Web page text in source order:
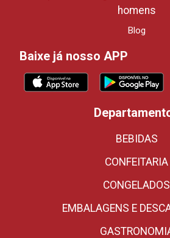
homens
Blog
Baixe já nosso APP
BEBIDAS
CONFEITARIA
CONGELADOS
EMBALAGENS E